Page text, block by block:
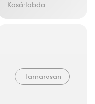
Kosárlabda
Hamarosan